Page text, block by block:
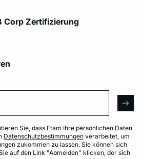
Corp Zertifizierung
Sie, dass Etam Ihre persönlichen Daten
Datenschutzbestimmungen verarbeitet, um
zukommen zu lassen. Sie können sich
auf den Link "Abmelden" klicken, der sich